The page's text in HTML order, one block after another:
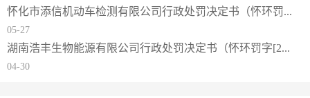
怀化市添信机动车检测有限公司行政处罚决定书（怀环罚...
05-27
湖南浩丰生物能源有限公司行政处罚决定书（怀环罚字[2...
04-30